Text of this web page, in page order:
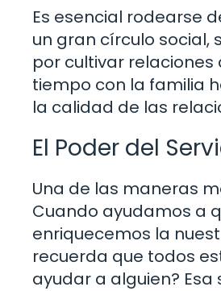
Es esencial rodearse
un gran círculo social,
por cultivar
tiempo con la familia
la calidad de las
El Poder del
Una de las maneras
Cuando ayudamos a
enriquecemos la
recuerda que todos
ayudar a alguien?